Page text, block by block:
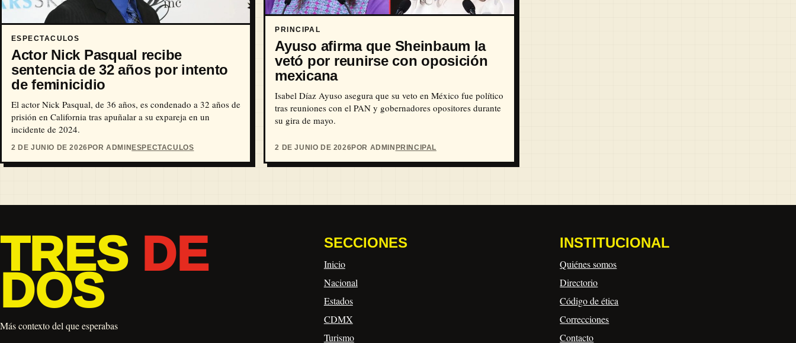
ESPECTACULOS
Actor Nick Pasqual recibe
sentencia de 32 años por intento
de feminicidio
El actor Nick Pasqual, de 36 años, es condenado a 32 años de
prisión en California tras apuñalar a su expareja en un
incidente de 2024.
2 DE JUNIO DE 2026 POR ADMIN ESPECTACULOS
PRINCIPAL
Ayuso afirma que Sheinbaum la
vetó por reunirse con oposición
mexicana
Isabel Díaz Ayuso asegura que su veto en México fue político
tras reuniones con el PAN y gobernadores opositores durante
su gira de mayo.
2 DE JUNIO DE 2026POR ADMIN PRINCIPAL
TRES DE
DOS
Más contexto del que esperabas
SECCIONES
Inicio
Nacional
Estados
CDMX
Turismo
INSTITUCIONAL
Quiénes somos
Directorio
Código de ética
Correcciones
Contacto